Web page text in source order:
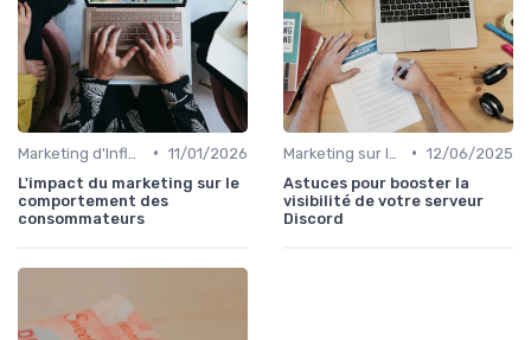
• 11/01/2026
L'impact du marketing sur le
comportement des
consommateurs
• 12/06/2025
Astuces pour booster la
visibilité de votre serveur
Discord